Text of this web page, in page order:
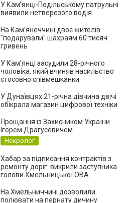
У Кам’янці-Подільському патрульні
виявили нетверезого водія
На Камʼянеччині двоє жителів
"подарували" шахраям 60 тисяч
гривень
У Камʼянці засудили 28-річного
чоловіка, який вчиняв насильство
стосовно співмешканки
У Дунаївцях 21-річна дівчина двічі
обікрала магазин цифрової техніки
Прощання із Захисником України
Ігорем Драгусевичем
Некролог
Хабар за підписання контрактів з
ремонту доріг: викрили заступника
голови Хмельницької ОВА
На Хмельниччині дозволили
полювати на пернату дичину